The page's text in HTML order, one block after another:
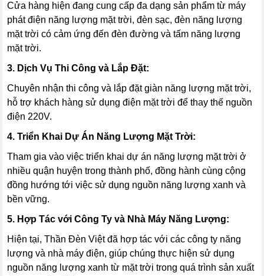
Cửa hàng hiện đang cung cấp đa dạng sản phẩm từ máy
phát điện năng lượng mặt trời, đèn sạc, đèn năng lượng
mặt trời có cảm ứng đến đèn đường và tấm năng lượng
mặt trời.
3. Dịch Vụ Thi Công và Lắp Đặt:
Chuyên nhận thi công và lắp đặt giàn năng lượng mặt trời,
hỗ trợ khách hàng sử dụng điện mặt trời để thay thế nguồn
điện 220V.
4. Triển Khai Dự Án Năng Lượng Mặt Trời:
Tham gia vào việc triển khai dự án năng lượng mặt trời ở
nhiều quận huyện trong thành phố, đồng hành cùng cộng
đồng hướng tới việc sử dụng nguồn năng lượng xanh và
bền vững.
5. Hợp Tác với Công Ty và Nhà Máy Năng Lượng:
Hiện tại, Thần Đèn Việt đã hợp tác với các công ty năng
lượng và nhà máy điện, giúp chúng thực hiện sử dụng
nguồn năng lượng xanh từ mặt trời trong quá trình sản xuất